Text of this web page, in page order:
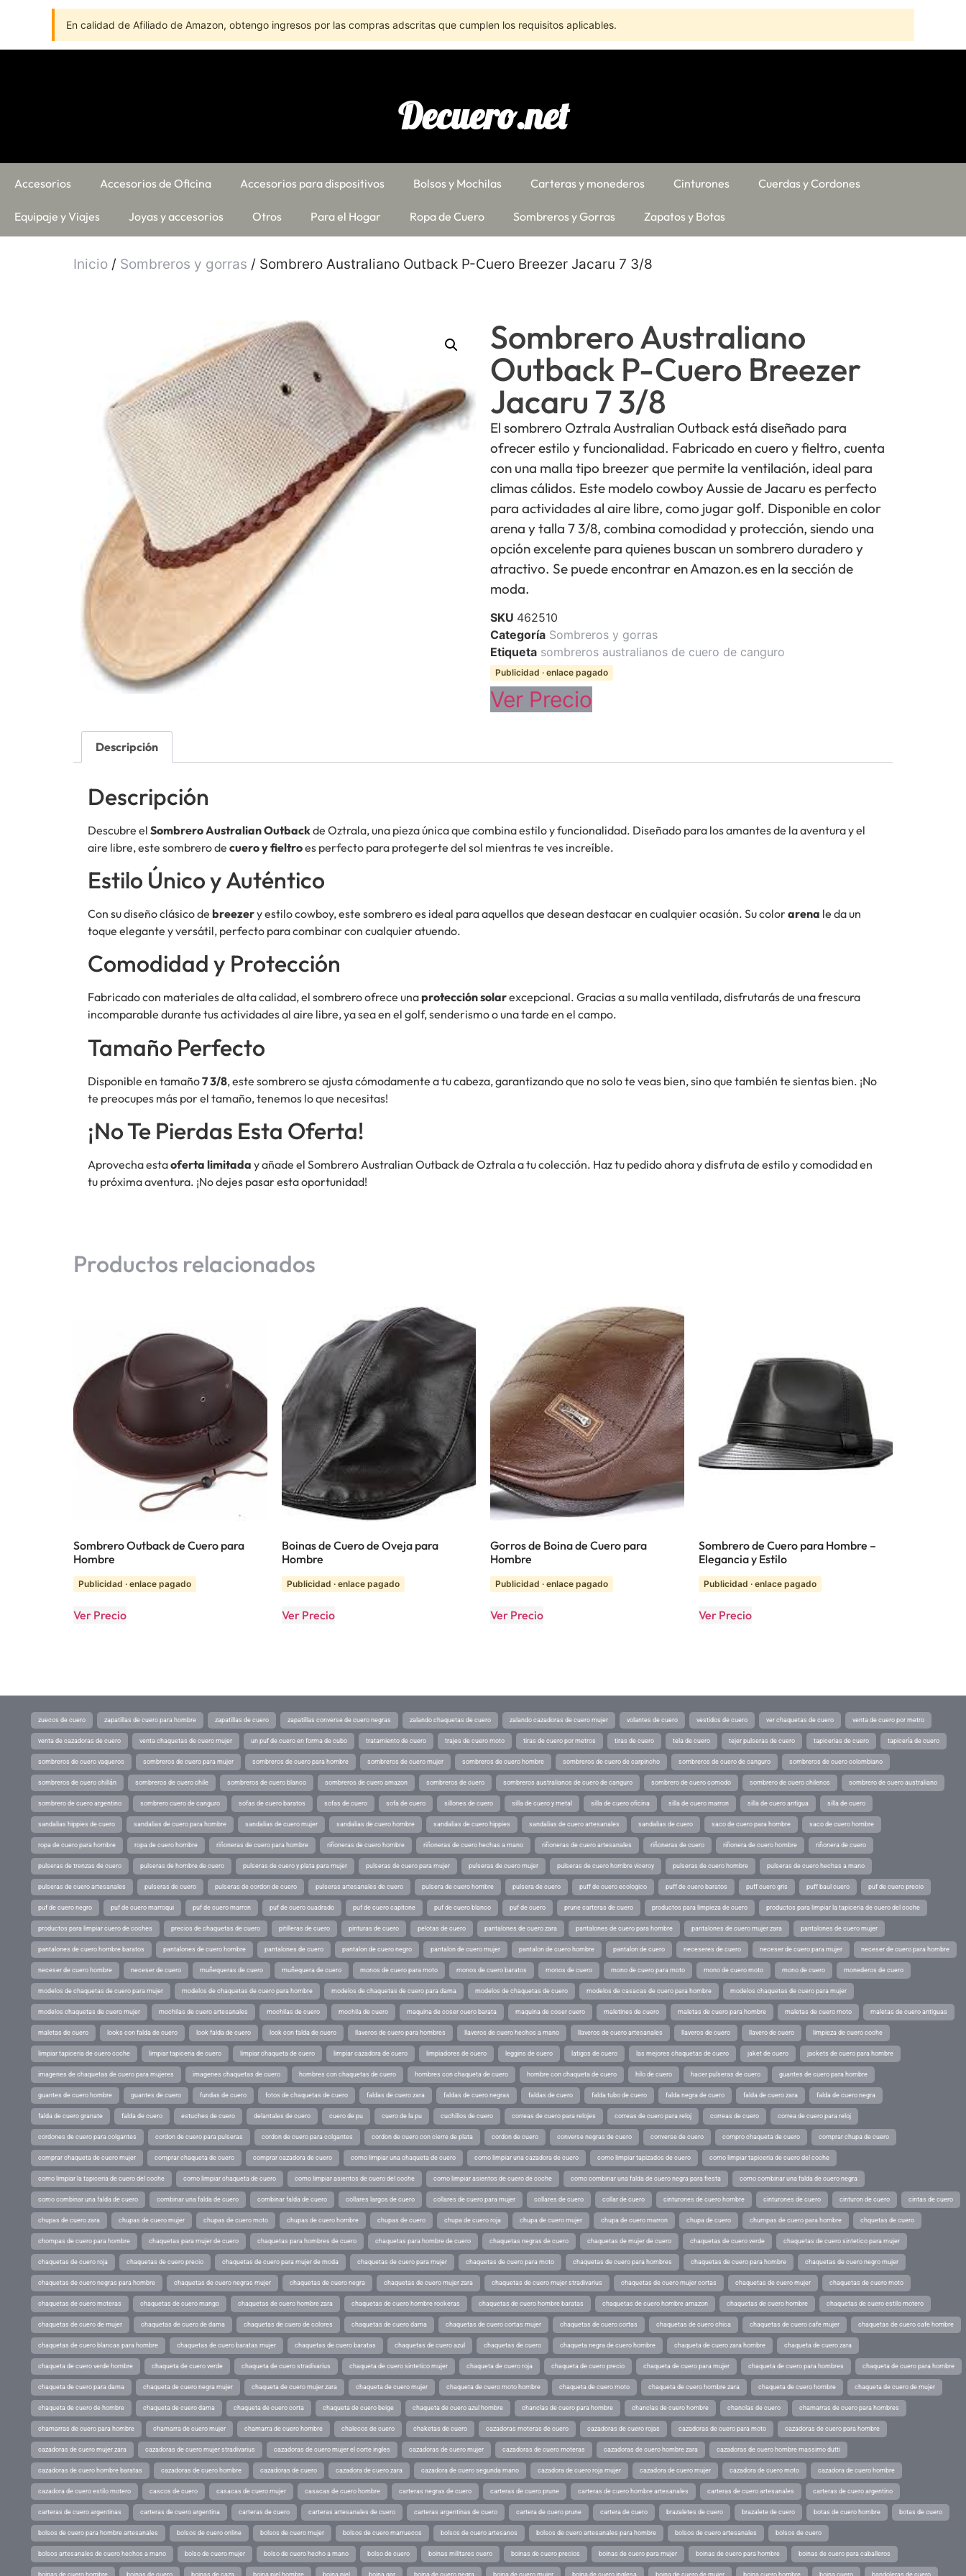
En calidad de Afiliado de Amazon, obtengo ingresos por las compras adscritas que cumplen los requisitos aplicables.
Decuero.net
Accesorios Accesorios de Oficina Accesorios para dispositivos Bolsos y Mochilas Carteras y monederos Cinturones Cuerdas y Cordones
Equipaje y Viajes Joyas y accesorios Otros Para el Hogar Ropa de Cuero Sombreros y Gorras Zapatos y Botas
Inicio / Sombreros y gorras / Sombrero Australiano Outback P-Cuero Breezer Jacaru 7 3/8
Sombrero Australiano
Outback P-Cuero Breezer
Jacaru 7 3/8
El sombrero Oztrala Australian Outback está diseñado para
ofrecer estilo y funcionalidad. Fabricado en cuero y fieltro, cuenta
con una malla tipo breezer que permite la ventilación, ideal para
climas cálidos. Este modelo cowboy Aussie de Jacaru es perfecto
para actividades al aire libre, como jugar golf. Disponible en color
arena y talla 7 3/8, combina comodidad y protección, siendo una
opción excelente para quienes buscan un sombrero duradero y
atractivo. Se puede encontrar en Amazon.es en la sección de
moda.
SKU 462510
Categoría Sombreros y gorras
Etiqueta sombreros australianos de cuero de canguro
Publicidad · enlace pagado
Ver Precio
Descripción
Descripción
Descubre el Sombrero Australian Outbackde Oztrala, una pieza única que combina estilo y funcionalidad. Diseñado para los amantes de la aventura y el
aire libre, este sombrero de cuero y fieltroes perfecto para protegerte del sol mientras te ves increíble.
Estilo Único y Auténtico
Con su diseño clásico de breezery estilo cowboy, este sombrero es ideal para aquellos que desean destacar en cualquier ocasión. Su colorarena le da un
toque elegante y versátil, perfecto para combinar con cualquier atuendo.
Comodidad y Protección
Fabricado con materiales de alta calidad, el sombrero ofrece unaprotección solarexcepcional. Gracias a su malla ventilada, disfrutarás de una frescura
incomparable durante tus actividades al aire libre, ya sea en el golf, senderismo o una tarde en el campo.
Tamaño Perfecto
Disponible en tamaño7 3/8, este sombrero se ajusta cómodamente a tu cabeza, garantizando que no solo te veas bien, sino que también te sientas bien. ¡No
te preocupes más por el tamaño, tenemos lo que necesitas!
¡No Te Pierdas Esta Oferta!
Aprovecha estaoferta limitada y añade el Sombrero Australian Outback de Oztrala a tu colección. Haz tu pedido ahora y disfruta de estilo y comodidad en
tu próxima aventura. ¡No dejes pasar esta oportunidad!
Productos relacionados
Sombrero Outback de Cuero para
Hombre
Publicidad · enlace pagado
Ver Precio
Boinas de Cuero de Oveja para
Hombre
Publicidad · enlace pagado
Ver Precio
Gorros de Boina de Cuero para
Hombre
Publicidad · enlace pagado
Ver Precio
Sombrero de Cuero para Hombre –
Elegancia y Estilo
Publicidad · enlace pagado
Ver Precio
zuecos de cuero zapatillas de cuero para hombre zapatillas de cuero zapatillas converse de cuero negras zalando chaquetas de cuero zalando cazadoras de cuero mujer volantes de cuero vestidos de cuero ver chaquetas de cuero venta de cuero por metro
venta de cazadoras de cuero venta chaquetas de cuero mujer un puf de cuero en forma de cubo tratamiento de cuero trajes de cuero moto tiras de cuero por metros tiras de cuero tela de cuero tejer pulseras de cuero tapicerias de cuero tapicería de cuero
sombreros de cuero vaqueros sombreros de cuero para mujer sombreros de cuero para hombre sombreros de cuero mujer sombreros de cuero hombre sombreros de cuero de carpincho sombreros de cuero de canguro sombreros de cuero colombiano
sombreros de cuero chillán sombreros de cuero chile sombreros de cuero blanco sombreros de cuero amazon sombreros de cuero sombreros australianos de cuero de canguro sombrero de cuero comodo sombrero de cuero chilenos sombrero de cuero australiano
sombrero de cuero argentino sombrero cuero de canguro sofas de cuero baratos sofas de cuero sofa de cuero sillones de cuero silla de cuero y metal silla de cuero oficina silla de cuero marron silla de cuero antigua silla de cuero
sandalias hippies de cuero sandalias de cuero para hombre sandalias de cuero mujer sandalias de cuero hombre sandalias de cuero hippies sandalias de cuero artesanales sandalias de cuero saco de cuero para hombre saco de cuero hombre
ropa de cuero para hombre ropa de cuero hombre riñoneras de cuero para hombre riñoneras de cuero hombre riñoneras de cuero hechas a mano riñoneras de cuero artesanales riñoneras de cuero riñonera de cuero hombre riñonera de cuero
pulseras de trenzas de cuero pulseras de hombre de cuero pulseras de cuero y plata para mujer pulseras de cuero para mujer pulseras de cuero mujer pulseras de cuero hombre viceroy pulseras de cuero hombre pulseras de cuero hechas a mano
pulseras de cuero artesanales pulseras de cuero pulseras de cordon de cuero pulseras artesanales de cuero pulsera de cuero hombre pulsera de cuero puff de cuero ecologico puff de cuero baratos puff cuero gris puff baul cuero puf de cuero precio
puf de cuero negro puf de cuero marroqui puf de cuero marron puf de cuero cuadrado puf de cuero capitone puf de cuero blanco puf de cuero prune carteras de cuero productos para limpieza de cuero productos para limpiar la tapiceria de cuero del coche
productos para limpiar cuero de coches precios de chaquetas de cuero pitilleras de cuero pinturas de cuero pelotas de cuero pantalones de cuero zara pantalones de cuero para hombre pantalones de cuero mujer zara pantalones de cuero mujer
pantalones de cuero hombre baratos pantalones de cuero hombre pantalones de cuero pantalon de cuero negro pantalon de cuero mujer pantalon de cuero hombre pantalon de cuero neceseres de cuero neceser de cuero para mujer neceser de cuero para hombre
neceser de cuero hombre neceser de cuero muñequeras de cuero muñequera de cuero monos de cuero para moto monos de cuero baratos monos de cuero mono de cuero para moto mono de cuero moto mono de cuero monederos de cuero
modelos de chaquetas de cuero para mujer modelos de chaquetas de cuero para hombre modelos de chaquetas de cuero para dama modelos de chaquetas de cuero modelos de casacas de cuero para hombre modelos chaquetas de cuero para mujer
modelos chaquetas de cuero mujer mochilas de cuero artesanales mochilas de cuero mochila de cuero maquina de coser cuero barata maquina de coser cuero maletines de cuero maletas de cuero para hombre maletas de cuero moto maletas de cuero antiguas
maletas de cuero looks con falda de cuero look falda de cuero look con falda de cuero llaveros de cuero para hombres llaveros de cuero hechos a mano llaveros de cuero artesanales llaveros de cuero llavero de cuero limpieza de cuero coche
limpiar tapiceria de cuero coche limpiar tapiceria de cuero limpiar chaqueta de cuero limpiar cazadora de cuero limpiadores de cuero leggins de cuero latigos de cuero las mejores chaquetas de cuero jaket de cuero jackets de cuero para hombre
imagenes de chaquetas de cuero para mujeres imagenes chaquetas de cuero hombres con chaquetas de cuero hombres con chaqueta de cuero hombre con chaqueta de cuero hilo de cuero hacer pulseras de cuero guantes de cuero para hombre
guantes de cuero hombre guantes de cuero fundas de cuero fotos de chaquetas de cuero faldas de cuero zara faldas de cuero negras faldas de cuero falda tubo de cuero falda negra de cuero falda de cuero zara falda de cuero negra
falda de cuero granate falda de cuero estuches de cuero delantales de cuero cuero de pu cuero de la pu cuchillos de cuero correas de cuero para relojes correas de cuero para reloj correas de cuero correa de cuero para reloj
cordones de cuero para colgantes cordon de cuero para pulseras cordon de cuero para colgantes cordon de cuero con cierre de plata cordon de cuero converse negras de cuero converse de cuero compro chaqueta de cuero comprar chupa de cuero
comprar chaqueta de cuero mujer comprar chaqueta de cuero comprar cazadora de cuero como limpiar una chaqueta de cuero como limpiar una cazadora de cuero como limpiar tapizados de cuero como limpiar tapiceria de cuero del coche
como limpiar la tapiceria de cuero del coche como limpiar chaqueta de cuero como limpiar asientos de cuero del coche como limpiar asientos de cuero de coche como combinar una falda de cuero negra para fiesta como combinar una falda de cuero negra
como combinar una falda de cuero combinar una falda de cuero combinar falda de cuero collares largos de cuero collares de cuero para mujer collares de cuero collar de cuero cinturones de cuero hombre cinturones de cuero cinturon de cuero cintas de cuero
chupas de cuero zara chupas de cuero mujer chupas de cuero moto chupas de cuero hombre chupas de cuero chupa de cuero roja chupa de cuero mujer chupa de cuero marron chupa de cuero chumpas de cuero para hombre chquetas de cuero
chompas de cuero para hombre chaquetas para mujer de cuero chaquetas para hombres de cuero chaquetas para hombre de cuero chaquetas negras de cuero chaquetas de mujer de cuero chaquetas de cuero verde chaquetas de cuero sintetico para mujer
chaquetas de cuero roja chaquetas de cuero precio chaquetas de cuero para mujer de moda chaquetas de cuero para mujer chaquetas de cuero para moto chaquetas de cuero para hombres chaquetas de cuero para hombre chaquetas de cuero negro mujer
chaquetas de cuero negras para hombre chaquetas de cuero negras mujer chaquetas de cuero negra chaquetas de cuero mujer zara chaquetas de cuero mujer stradivarius chaquetas de cuero mujer cortas chaquetas de cuero mujer chaquetas de cuero moto
chaquetas de cuero moteras chaquetas de cuero mango chaquetas de cuero hombre zara chaquetas de cuero hombre rockeras chaquetas de cuero hombre baratas chaquetas de cuero hombre amazon chaquetas de cuero hombre chaquetas de cuero estilo motero
chaquetas de cuero de mujer chaquetas de cuero de dama chaquetas de cuero de colores chaquetas de cuero dama chaquetas de cuero cortas mujer chaquetas de cuero cortas chaquetas de cuero chica chaquetas de cuero cafe mujer chaquetas de cuero cafe hombre
chaquetas de cuero blancas para hombre chaquetas de cuero baratas mujer chaquetas de cuero baratas chaquetas de cuero azul chaquetas de cuero chaqueta negra de cuero hombre chaqueta de cuero zara hombre chaqueta de cuero zara
chaqueta de cuero verde hombre chaqueta de cuero verde chaqueta de cuero stradivarius chaqueta de cuero sintetico mujer chaqueta de cuero roja chaqueta de cuero precio chaqueta de cuero para mujer chaqueta de cuero para hombres chaqueta de cuero para hombre
chaqueta de cuero para dama chaqueta de cuero negra mujer chaqueta de cuero mujer zara chaqueta de cuero mujer chaqueta de cuero moto hombre chaqueta de cuero moto chaqueta de cuero hombre zara chaqueta de cuero hombre chaqueta de cuero de mujer
chaqueta de cuero de hombre chaqueta de cuero dama chaqueta de cuero corta chaqueta de cuero beige chaqueta de cuero azul hombre chanclas de cuero para hombre chanclas de cuero hombre chanclas de cuero chamarras de cuero para hombres
chamarras de cuero para hombre chamarra de cuero mujer chamarra de cuero hombre chalecos de cuero chaketas de cuero cazadoras moteras de cuero cazadoras de cuero rojas cazadoras de cuero para moto cazadoras de cuero para hombre
cazadoras de cuero mujer zara cazadoras de cuero mujer stradivarius cazadoras de cuero mujer el corte ingles cazadoras de cuero mujer cazadoras de cuero moteras cazadoras de cuero hombre zara cazadoras de cuero hombre massimo dutti
cazadoras de cuero hombre baratas cazadoras de cuero hombre cazadoras de cuero cazadora de cuero zara cazadora de cuero segunda mano cazadora de cuero roja mujer cazadora de cuero mujer cazadora de cuero moto cazadora de cuero hombre
cazadora de cuero estilo motero cascos de cuero casacas de cuero mujer casacas de cuero hombre carteras negras de cuero carteras de cuero prune carteras de cuero hombre artesanales carteras de cuero artesanales carteras de cuero argentino
carteras de cuero argentinas carteras de cuero argentina carteras de cuero carteras artesanales de cuero carteras argentinas de cuero cartera de cuero prune cartera de cuero brazaletes de cuero brazalete de cuero botas de cuero hombre botas de cuero
bolsos de cuero para hombre artesanales bolsos de cuero online bolsos de cuero mujer bolsos de cuero marruecos bolsos de cuero artesanos bolsos de cuero artesanales para hombre bolsos de cuero artesanales bolsos de cuero
bolsos artesanales de cuero hechos a mano bolso de cuero mujer bolso de cuero hecho a mano bolso de cuero boinas militares cuero boinas de cuero precios boinas de cuero para mujer boinas de cuero para hombre boinas de cuero para caballeros
boinas de cuero hombre boinas de cuero boinas de caza boina piel hombre boina piel boina gar boina de cuero negra boina de cuero mujer boina de cuero inglesa boina de cuero de mujer boina cuero hombre boina cuero bandoleras de cuero